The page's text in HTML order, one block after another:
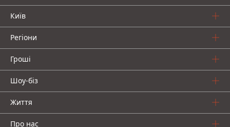
Київ
Регіони
Гроші
Шоу-біз
Життя
Про нас